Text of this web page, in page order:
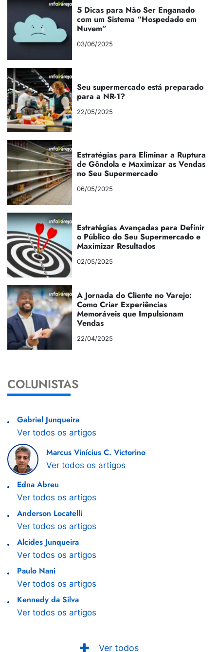
5 Dicas para Não Ser Enganado
com um Sistema “Hospedado em
Nuvem”
03/06/2025
Seu supermercado está preparado
para a NR-1?
22/05/2025
Estratégias para Eliminar a Ruptura
de Gôndola e Maximizar as Vendas
no Seu Supermercado
06/05/2025
Estratégias Avançadas para Definir
o Público do Seu Supermercado e
Maximizar Resultados
02/05/2025
A Jornada do Cliente no Varejo:
Como Criar Experiências
Memoráveis que Impulsionam
Vendas
22/04/2025
COLUNISTAS
Gabriel Junqueira
Ver todos os artigos
Marcus Vinícius C. Victorino
Ver todos os artigos
Edna Abreu
Ver todos os artigos
Anderson Locatelli
Ver todos os artigos
Alcides Junqueira
Ver todos os artigos
Paulo Nani
Ver todos os artigos
Kennedy da Silva
Ver todos os artigos
Ver todos